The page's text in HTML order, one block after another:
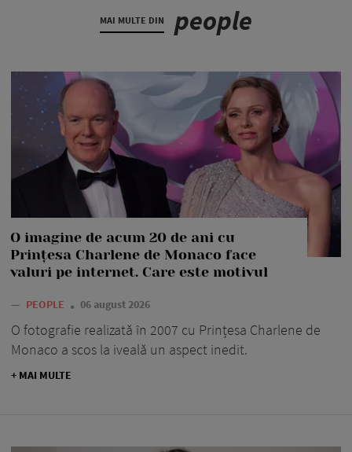
MAI MULTE DIN people
O imagine de acum 20 de ani cu
Prințesa Charlene de Monaco face
valuri pe internet. Care este motivul
— PEOPLE 06 august 2026
O fotografie realizată în 2007 cu Prințesa Charlene de
Monaco a scos la iveală un aspect inedit.
+ MAI MULTE